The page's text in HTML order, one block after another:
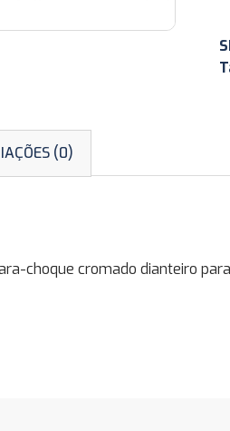
(0)
Para-choque cromado dianteiro